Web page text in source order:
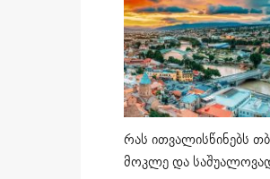
რას ითვალისწინებს
მოკლე და